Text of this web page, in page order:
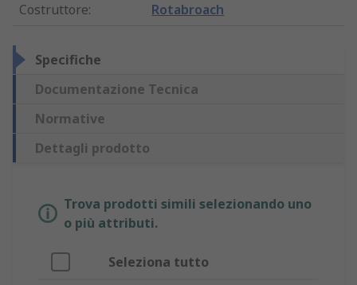
Costruttore: Rotabroach
Specifiche
Documentazione Tecnica
Normative
Dettagli prodotto
Trova prodotti simili selezionando uno
o più attributi.
Seleziona tutto